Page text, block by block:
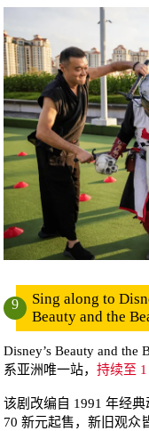
9
Sing along to
Beauty and the
Disney’s Beauty and the
系亚洲唯一站，持续至 1
该剧改编自 1991 年经
70 新元起售，新旧观众